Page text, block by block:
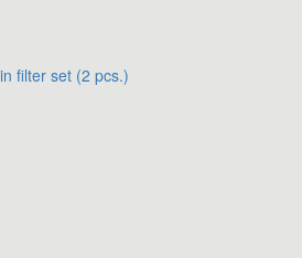
filter set (2 pcs.)